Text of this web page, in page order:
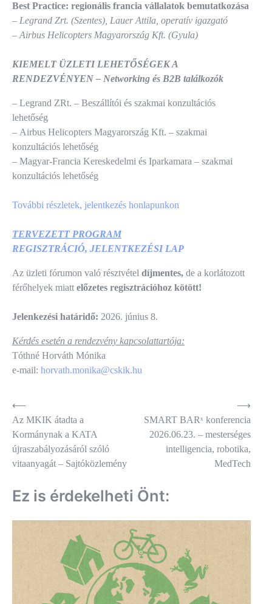
Best Practice: regionális francia vállalatok bemutatkozása
– Legrand Zrt. (Szentes), Lauer Attila, operatív igazgató
– Airbus Helicopters Magyarország Kft. (Gyula)
KIEMELT ÜZLETI LEHETŐSÉGEK A
RENDEZVÉNYEN – Networking és B2B találkozók
– Legrand ZRt. – Beszállítói és szakmai konzultációs
lehetőség
– Airbus Helicopters Magyarország Kft. – szakmai
konzultációs lehetőség
– Magyar-Francia Kereskedelmi és Iparkamara – szakmai
konzultációs lehetőség
További részletek, jelentkezés honlapunkon
TERVEZETT PROGRAM
REGISZTRÁCIÓ, JELENTKEZÉSI LAP
Az üzleti fórumon való résztvétel díjmentes, de a korlátozott
férőhelyek miatt előzetes regisztrációhoz kötött!
Jelenkezési határidő: 2026. június 8.
Kérdés esetén a rendezvény kapcsolattartója:
Tóthné Horváth Mónika
e-mail: horvath.monika@cskik.hu
Bejegyzés
navigáció
⟵
Az MKIK átadta a
Kormánynak a KATA
újraszabályozásáról szóló
vitaanyagát – Sajtóközlemény
SMART BARˣ konferencia
2026.06.23. – mesterséges
intelligencia, robotika,
MedTech
⟶
Ez is érdekelheti Önt: